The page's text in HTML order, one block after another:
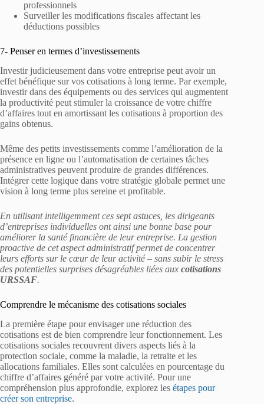
professionnels
Surveiller les modifications fiscales affectant les
déductions possibles
7- Penser en termes d’investissements
Investir judicieusement dans votre entreprise peut avoir un
effet bénéfique sur vos cotisations à long terme. Par exemple,
investir dans des équipements ou des services qui augmentent
la productivité peut stimuler la croissance de votre chiffre
d’affaires tout en amortissant les cotisations à proportion des
gains obtenus.
Même des petits investissements comme l’amélioration de la
présence en ligne ou l’automatisation de certaines tâches
administratives peuvent produire de grandes différences.
Intégrer cette logique dans votre stratégie globale permet une
vision à long terme plus sereine et profitable.
En utilisant intelligemment ces sept astuces, les dirigeants
d’entreprises individuelles ont ainsi une bonne base pour
améliorer la santé financière de leur entreprise. La gestion
proactive de cet aspect administratif permet de concentrer
leurs efforts sur le cœur de leur activité – sans subir le stress
des potentielles surprises désagréables liées aux cotisations
URSSAF.
Comprendre le mécanisme des cotisations sociales
La première étape pour envisager une réduction des
cotisations est de bien comprendre leur fonctionnement. Les
cotisations sociales recouvrent divers aspects liés à la
protection sociale, comme la maladie, la retraite et les
allocations familiales. Elles sont calculées en pourcentage du
chiffre d’affaires généré par votre activité. Pour une
compréhension plus approfondie, explorez les étapes pour
créer son entreprise.